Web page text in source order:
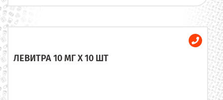
ЛЕВИТРА 10 МГ X 10 ШТ